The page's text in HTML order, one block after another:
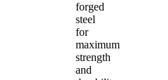
forged
steel
for
maximum
strength
and